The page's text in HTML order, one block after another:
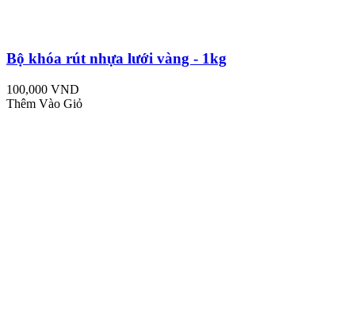
Bộ khóa rút nhựa lưới vàng - 1kg
100,000 VND
Thêm Vào Giỏ